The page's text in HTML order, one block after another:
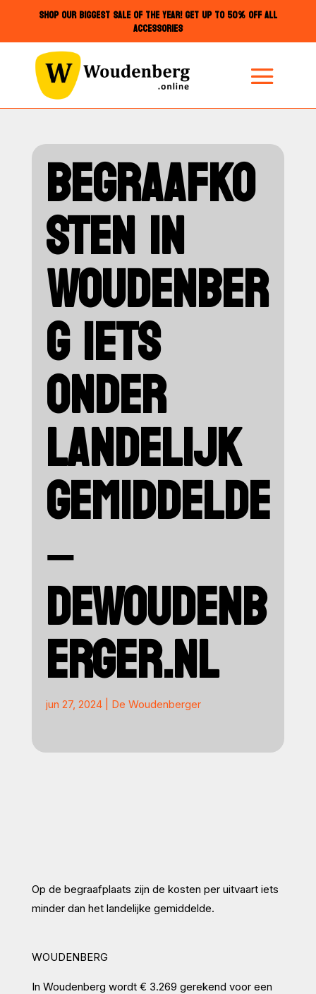
SHOP OUR BIGGEST SALE OF THE YEAR! GET UP TO 50% OFF ALL
ACCESSORIES
BEGRAAFKO
STEN IN
WOUDENBER
G IETS
ONDER
LANDELIJK
GEMIDDELDE
–
DEWOUDENB
ERGER.NL
jun 27, 2024| De Woudenberger
Op de begraafplaats zijn de kosten per uitvaart iets
minder dan het landelijke gemiddelde.
WOUDENBERG
In Woudenberg wordt € 3.269 gerekend voor een